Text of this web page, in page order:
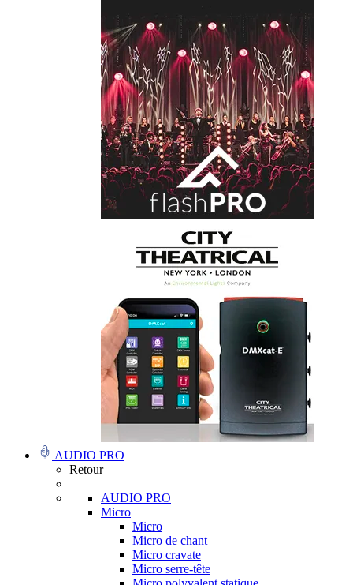
AUDIO PRO
Retour
AUDIO PRO
Micro
Micro
Micro de chant
Micro cravate
Micro serre-tête